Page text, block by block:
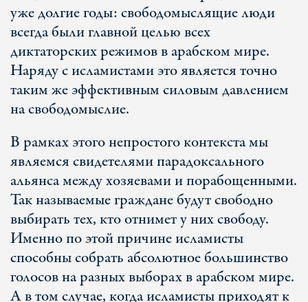
уже долгие годы: свободомыслящие люди
всегда были главной целью всех
диктаторских режимов в арабском мире.
Наряду с исламистами это является точно
таким же эффективным силовым давлением
на свободомыслие.
В рамках этого непростого контекста мы
являемся свидетелями парадоксального
альянса между хозяевами и порабощенными.
Так называемые граждане будут свободно
выбирать тех, кто отнимет у них свободу.
Именно по этой причине исламисты
способны собрать абсолютное большинство
голосов на разных выборах в арабском мире.
А в том случае, когда исламисты приходят к